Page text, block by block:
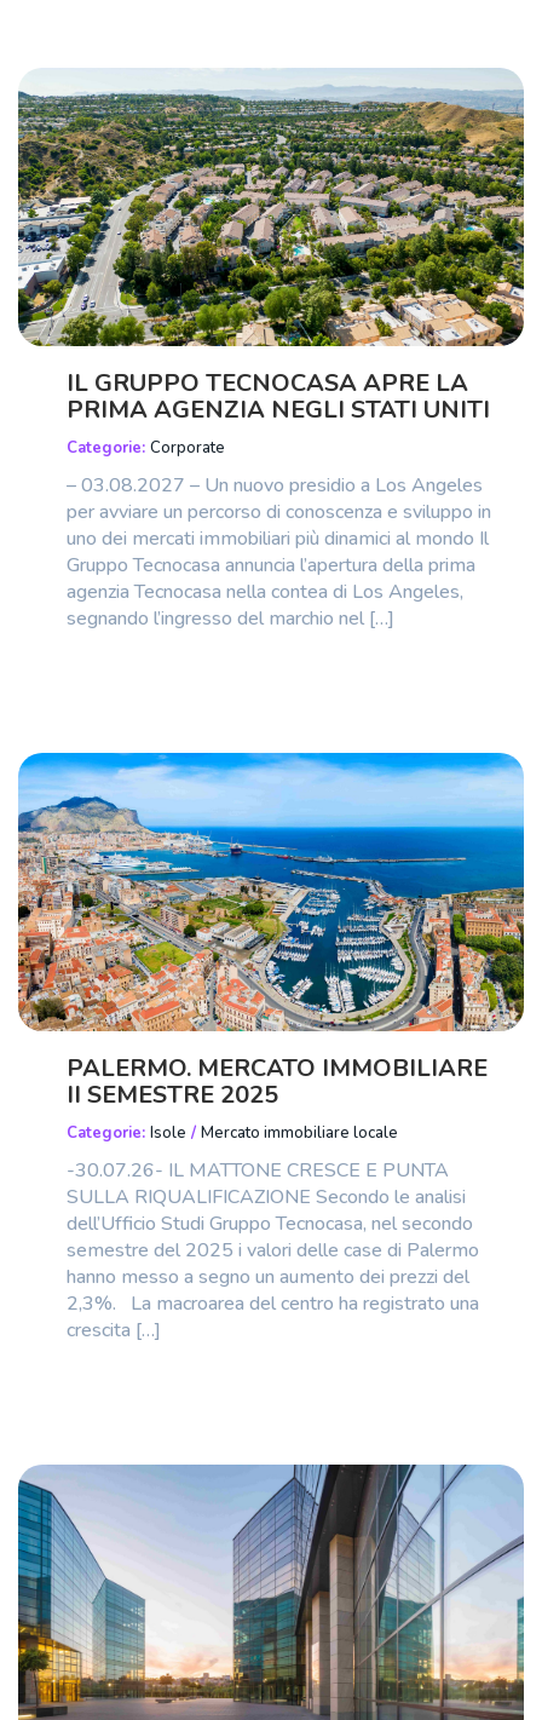
IL GRUPPO TECNOCASA APRE LA
PRIMA AGENZIA NEGLI STATI UNITI
Categorie: Corporate
– 03.08.2027 – Un nuovo presidio a Los Angeles
per avviare un percorso di conoscenza e sviluppo in
uno dei mercati immobiliari più dinamici al mondo Il
Gruppo Tecnocasa annuncia l’apertura della prima
agenzia Tecnocasa nella contea di Los Angeles,
segnando l’ingresso del marchio nel […]
PALERMO. MERCATO IMMOBILIARE
II SEMESTRE 2025
Categorie: Isole / Mercato immobiliare locale
-30.07.26- IL MATTONE CRESCE E PUNTA
SULLA RIQUALIFICAZIONE Secondo le analisi
dell’Ufficio Studi Gruppo Tecnocasa, nel secondo
semestre del 2025 i valori delle case di Palermo
hanno messo a segno un aumento dei prezzi del
2,3%. La macroarea del centro ha registrato una
crescita […]